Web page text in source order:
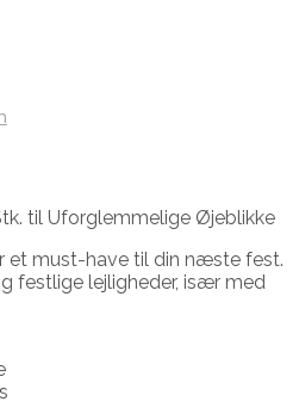
til Uforglemmelige Øjeblikke
et must-have til din næste fest.
festlige lejligheder, især med